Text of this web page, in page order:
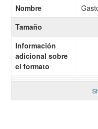
Nombre
Tamaño
Información
adicional sobre
el formato